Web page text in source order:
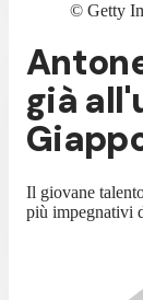
© Getty
già
Il giovane
più impegnativi